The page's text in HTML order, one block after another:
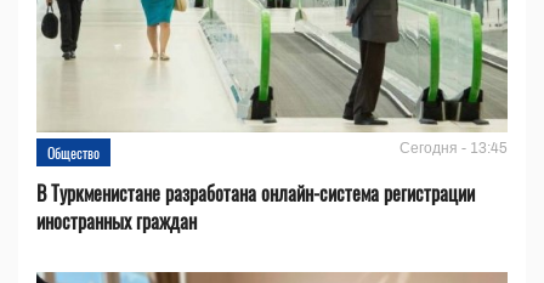
Общество Сегодня - 13:45
В Туркменистане разработана онлайн-система регистрации
иностранных граждан